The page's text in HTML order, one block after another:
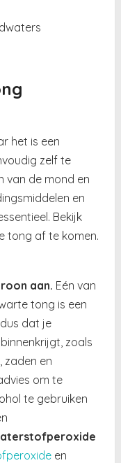
het is een
zelf te
van de mond en
en
Bekijk
tong af te komen.
aan. Eén van
tong is een
dat je
zoals
zaden en
om te
te gebruiken
en